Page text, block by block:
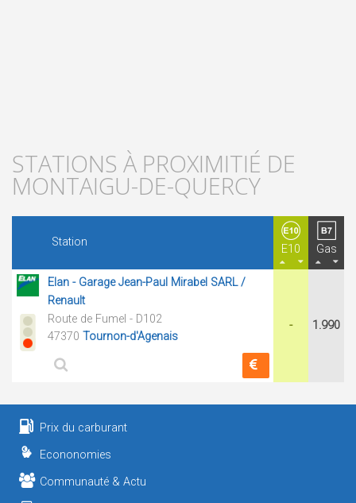
STATIONS À PROXIMITIÉ DE
MONTAIGU-DE-QUERCY
Station
E10 Gas
Elan - Garage Jean-Paul Mirabel SARL /
Renault
Route de Fumel - D102
47370 Tournon-d'Agenais
- 1.990
Prix du carburant
Econonomies
Communauté & Actu